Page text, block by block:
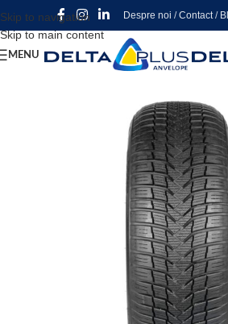
Skip to navigation
Skip to main content
Despre noi /Contact/
MENU